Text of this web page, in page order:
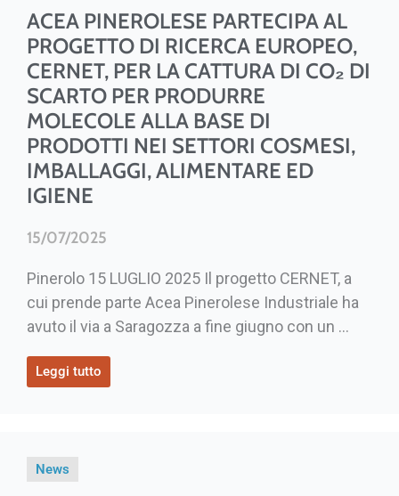
ACEA PINEROLESE PARTECIPA AL
PROGETTO DI RICERCA EUROPEO,
CERNET, PER LA CATTURA DI CO₂ DI
SCARTO PER PRODURRE
MOLECOLE ALLA BASE DI
PRODOTTI NEI SETTORI COSMESI,
IMBALLAGGI, ALIMENTARE ED
IGIENE
15/07/2025
Pinerolo 15 LUGLIO 2025 Il progetto CERNET, a
cui prende parte Acea Pinerolese Industriale ha
avuto il via a Saragozza a fine giugno con un ...
Leggi tutto
News